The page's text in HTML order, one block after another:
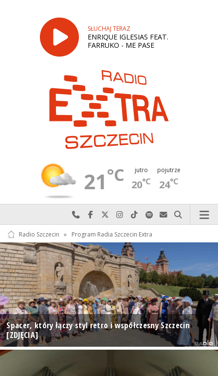
SŁUCHAJ TERAZ
ENRIQUE IGLESIAS FEAT.
FARRUKO - ME PASE
21°C jutro
20°C
pojutrze
24°C
Najlepiej po prostu do nas zadzwoń
Odwiedź nas na Facebook-u
Odwiedź nas na X
Odwiedź nas na Instagram-ie
Odwiedź nas na TikTok-u
Szukaj nas na Spotify
Wyślij do nas
Szukaj
Radio Szczecin » Program Radia Szczecin Extra
Spacer, który łączy styl retro i współczesny Szczecin
[ZDJĘCIA]